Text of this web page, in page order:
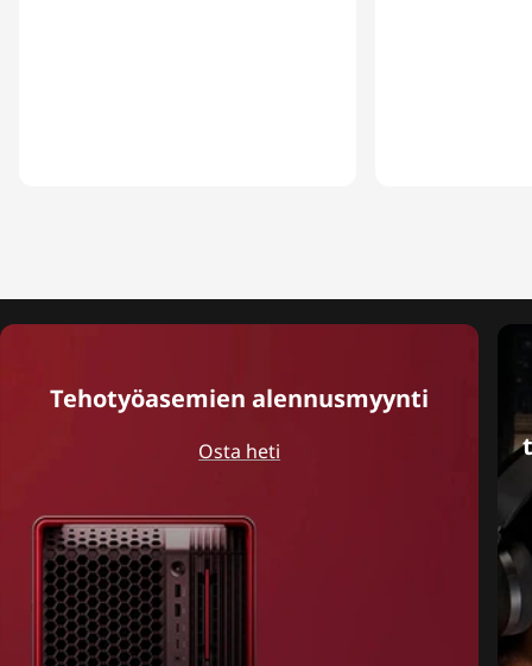
Tehotyöasemien alennusmyynti
Osta heti